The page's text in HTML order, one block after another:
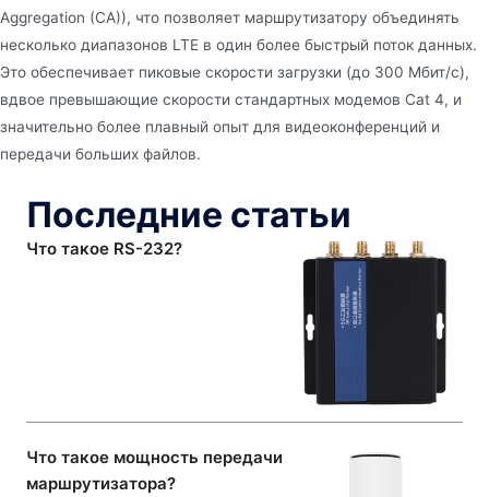
Aggregation (CA)), что позволяет маршрутизатору объединять
несколько диапазонов LTE в один более быстрый поток данных.
Это обеспечивает пиковые скорости загрузки (до 300 Мбит/с),
вдвое превышающие скорости стандартных модемов Cat 4, и
значительно более плавный опыт для видеоконференций и
передачи больших файлов.
Последние статьи
Что такое RS-232?
Что такое мощность передачи
маршрутизатора?